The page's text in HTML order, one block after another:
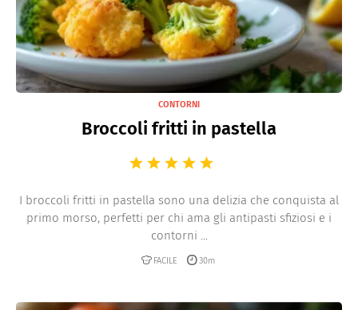
CONTORNI
Broccoli fritti in pastella
I broccoli fritti in pastella sono una delizia che conquista al
primo morso, perfetti per chi ama gli antipasti sfiziosi e i
contorni ...
FACILE 30m